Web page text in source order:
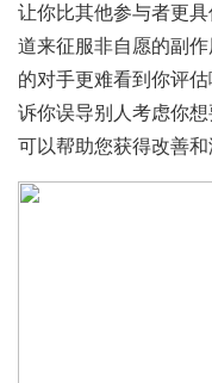
让你比其他参与者更
道来征服非自愿的副
的对手更难看到你评
诉你误导别人考虑你
可以帮助您获得改善和